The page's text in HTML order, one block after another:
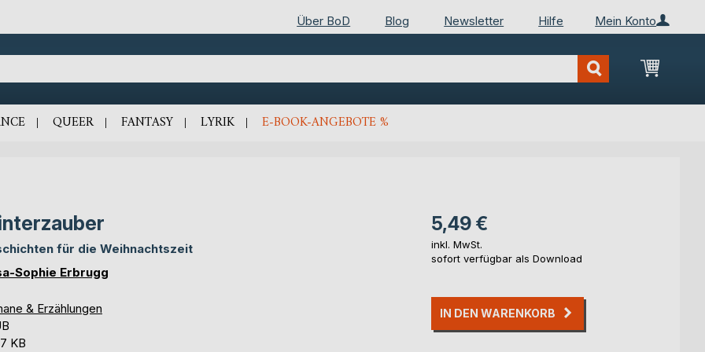
Mein Konto
Über BoD Blog Newsletter Hilfe
Mein
QUEER FANTASY LYRIK E-BOOK-ANGEBOTE %
für die Weihnachtszeit
Sophie Erbrugg
& Erzählungen
KB
5,49 €
inkl. MwSt.
sofort verfügbar als Download
IN DEN WARENKORB